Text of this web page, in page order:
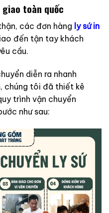
toàn quốc
các đơn hàng ly sứ in
đến tận tay khách
cầu.
diễn ra nhanh
chúng tôi đã thiết kê
trình vận chuyển
như sau: